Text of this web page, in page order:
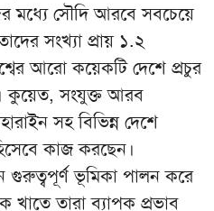
মধ্যে সৌদি আরবে সবচেয়ে
সংখ্যা প্রায় ১.২
আরো কয়েকটি দেশে প্রচুর
কুয়েত, সংযুক্ত আরব
সহ বিভিন্ন দেশে
কাজ করছেন।
গুরুত্বপূর্ণ ভূমিকা পালন করে
খাতে তারা ব্যাপক প্রভাব